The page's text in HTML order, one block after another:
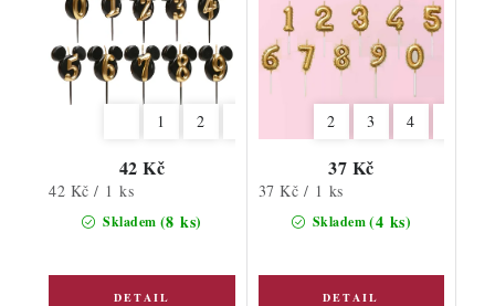
1 2
Skladem (8 ks)
42 Kč
Měrná
42 Kč / 1 ks
2 3 4
Skladem(4 ks)
37 Kč
Měrná
37 Kč / 1 ks